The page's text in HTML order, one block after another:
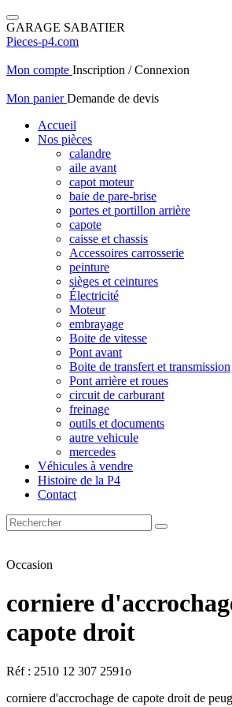
GARAGE SABATIER
Pieces-p4.com
Mon compte Inscription / Connexion
Mon panierDemande de devis
Accueil
Nos pièces
calandre
aile avant
capot moteur
baie de pare-brise
portes et portillon arrière
capote
caisse et chassis
Accessoires carrosserie
peinture
sièges et ceintures
Électricité
Moteur
embrayage
Boite de vitesse
Pont avant
Boite de transfert et transmission
Pont arrière et roues
circuit de carburant
freinage
outils et documents
autre vehicule
mercedes
Véhicules à vendre
Histoire de la P4
Contact
Occasion
corniere
capote droit
Réf : 2510 12 307 2591o
corniere d'accrochage de capote droit de